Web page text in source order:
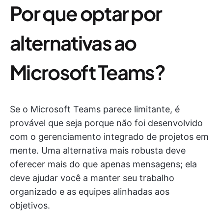
Por que optar por
alternativas ao
Microsoft Teams?
Se o Microsoft Teams parece limitante, é
provável que seja porque não foi desenvolvido
com o gerenciamento integrado de projetos em
mente. Uma alternativa mais robusta deve
oferecer mais do que apenas mensagens; ela
deve ajudar você a manter seu trabalho
organizado e as equipes alinhadas aos
objetivos.